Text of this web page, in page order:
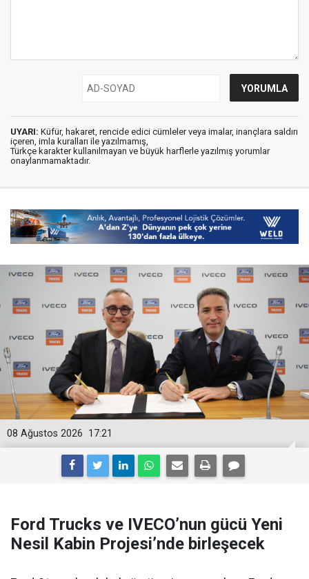
UYARI: Küfür, hakaret, rencide edici cümleler veya imalar, inançlara saldırı
içeren, imla kuralları ile yazılmamış,
Türkçe karakter kullanılmayan ve büyük harflerle yazılmış yorumlar
onaylanmamaktadır.
17:21
08 Ağustos 2026
Ford Trucks ve IVECO’nun gücü Yeni
Nesil Kabin Projesi’nde birleşecek